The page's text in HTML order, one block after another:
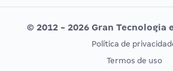
Editais publicados
Vunesp
CONCURSOS POR PROFISSÃO
EXAME
© 2012 - 2026 Gran Tecnologia
Política de
Termos de uso